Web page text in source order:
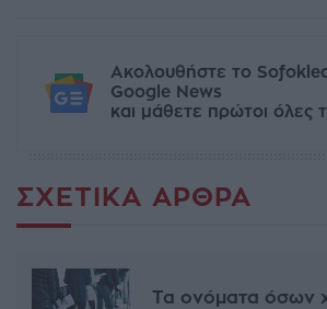
Ακολουθήστε το
Google News
και μάθετε πρώτοι όλες
ΣΧΕΤΙΚΆ ΆΡΘΡΑ
Τα ονόματα όσων